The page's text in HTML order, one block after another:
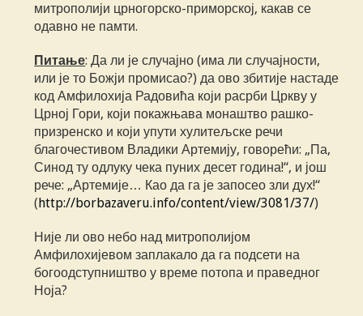
митрополији црногорско-приморској, какав се
одавно не памти.
Питање: Да ли је случајно (има ли случајности,
или је то Божји промисао?) да ово збитије настаде
код Амфилохија Радовића који расрби Цркву у
Црној Гори, који покажњава монаштво рашко-
призренско и који упути хулитељске речи
благочестивом Владики Артемију, говорећи: „Па,
Синод ту одлуку чека пуних десет година!“, и још
рече: „Артемије… Као да га је запосео зли дух!“
( http://borbazaveru.info/content/view/3081/37/)
Није ли ово небо над митрополијом
Амфилохијевом заплакало да га подсети на
богоодступништво у време потопа и праведног
Ноја?